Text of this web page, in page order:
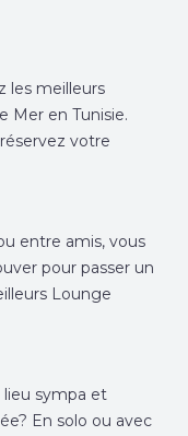
les meilleurs
Mer en Tunisie.
votre
entre amis, vous
pour passer un
Lounge
lieu sympa et
En solo ou avec